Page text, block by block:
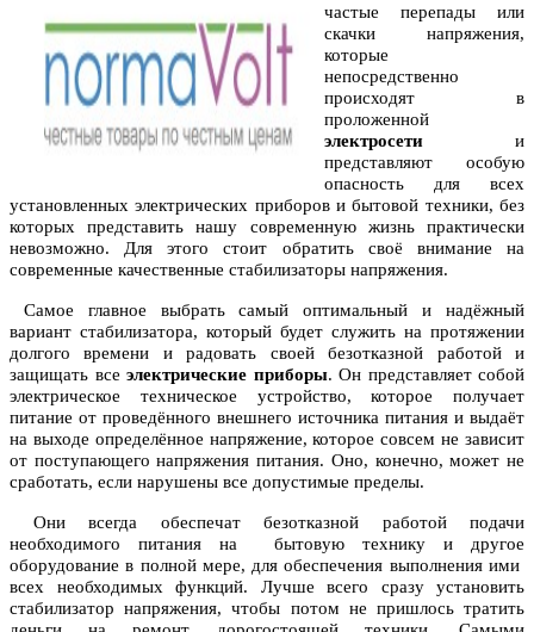
частые перепады или
скачки напряжения,
которые
непосредственно
происходят в
проложенной
электросети и
представляют особую
опасность для всех
установленных электрических приборов и бытовой техники, без
которых представить нашу современную жизнь практически
невозможно. Для этого стоит обратить своё внимание на
современные качественные стабилизаторы напряжения.
Самое главное выбрать самый оптимальный и надёжный
вариант стабилизатора, который будет служить на протяжении
долгого времени и радовать своей безотказной работой и
защищать все электрические приборы. Он представляет собой
электрическое техническое устройство, которое получает
питание от проведённого внешнего источника питания и выдаёт
на выходе определённое напряжение, которое совсем не зависит
от поступающего напряжения питания. Оно, конечно, может не
сработать, если нарушены все допустимые пределы.
Они всегда обеспечат безотказной работой подачи
необходимого питания на бытовую технику и другое
оборудование в полной мере, для обеспечения выполнения ими
всех необходимых функций. Лучше всего сразу установить
стабилизатор напряжения, чтобы потом не пришлось тратить